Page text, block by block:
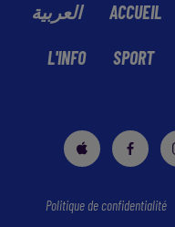
العربية ACCUEIL
L'INFO SPORT
Politique de confidentialité